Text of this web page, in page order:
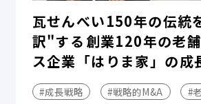
瓦せんべい150年の伝統
訳"する――創業120年の老
ス企業「はりま家」の成
#成長戦略 #戦略的M&A #